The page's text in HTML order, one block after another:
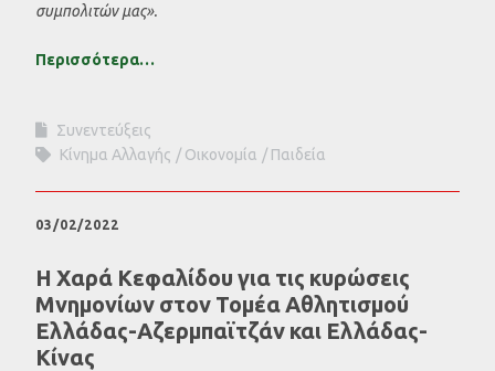
συμπολιτών μας».
Περισσότερα…
Συνεντεύξεις
Κίνημα Αλλαγής
Οικονομία Παιδεία
03/02/2022
Η Χαρά Κεφαλίδου για τις κυρώσεις
Μνημονίων στον Τομέα Αθλητισμού
Ελλάδας-Αζερμπαϊτζάν και Ελλάδας-
Κίνας